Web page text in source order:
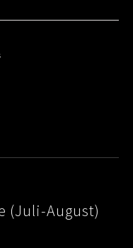
(Juli-August)